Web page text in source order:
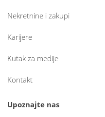
Nekretnine i zakupi
Karijere
Kutak za medije
Kontakt
Upoznajte nas